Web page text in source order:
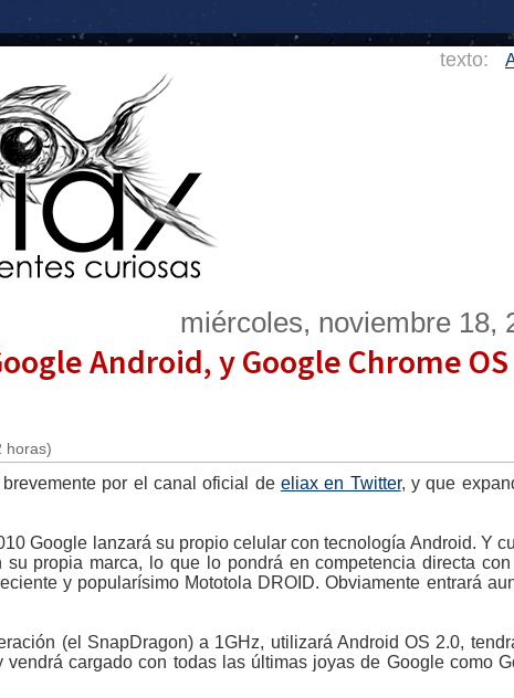
texto:
miércoles, noviembre 18,
Android, y Google Chrome OS
horas)
por el canal oficial de eliax en Twitter, y que
Google lanzará su propio celular con tecnología Android. Y
propia marca, lo que lo pondrá en competencia directa con
y popularísimo Mototola DROID. Obviamente entrará
(el SnapDragon) a 1GHz, utilizará Android OS 2.0,
cargado con todas las últimas joyas de Google como